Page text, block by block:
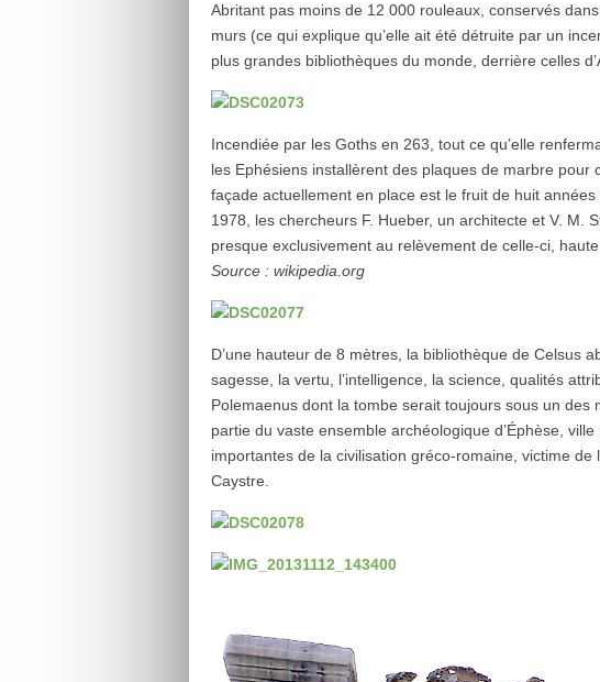
Abritant pas moins de 12 000 rouleaux, conservés
murs (ce qui explique qu’elle ait été détruite par un
plus grandes bibliothèques du monde, derrière celles
Incendiée par les Goths en 263, tout ce qu’elle
les Ephésiens installèrent des plaques de marbre pour
façade actuellement en place est le fruit de huit
1978, les chercheurs F. Hueber, un architecte et V. M.
presque exclusivement au relèvement de celle-ci,
Source : wikipedia.org
D’une hauteur de 8 mètres, la bibliothèque de Celsus
sagesse, la vertu, l’intelligence, la science, qualités
Polemaenus dont la tombe serait toujours sous un des
partie du vaste ensemble archéologique d’Éphèse,
importantes de la civilisation gréco-romaine, victime de
Caystre.